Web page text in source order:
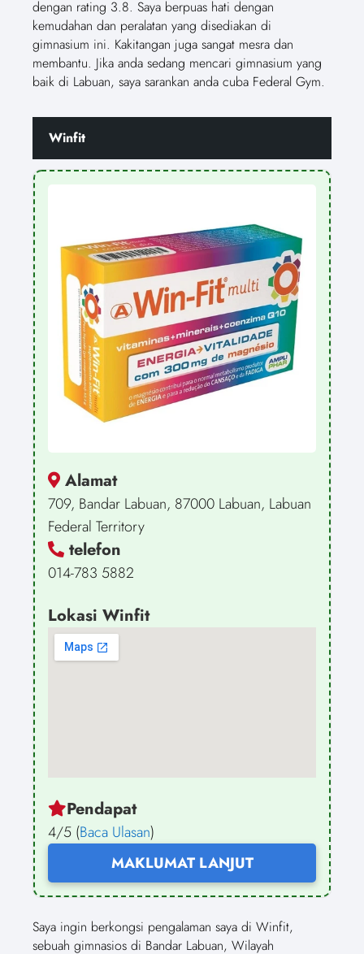
dengan rating 3.8. Saya berpuas hati dengan
kemudahan dan peralatan yang disediakan di
gimnasium ini. Kakitangan juga sangat mesra dan
membantu. Jika anda sedang mencari gimnasium yang
baik di Labuan, saya sarankan anda cuba Federal Gym.
Winfit
Alamat
709, Bandar Labuan, 87000 Labuan, Labuan
Federal Territory
telefon
014-783 5882
Lokasi Winfit
Pendapat
4/5 (Baca Ulasan)
MAKLUMAT LANJUT
Saya ingin berkongsi pengalaman saya di Winfit,
sebuah gimnasios di Bandar Labuan, Wilayah